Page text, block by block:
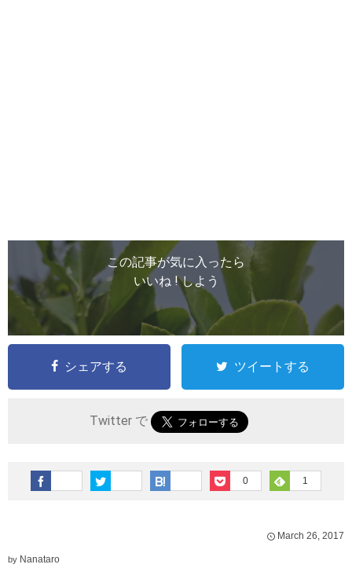
この記事が気に入ったら
いいね ! しよう
シェアする ツイートする
Twitter で
0 1
March 26 2017
by Nanataro